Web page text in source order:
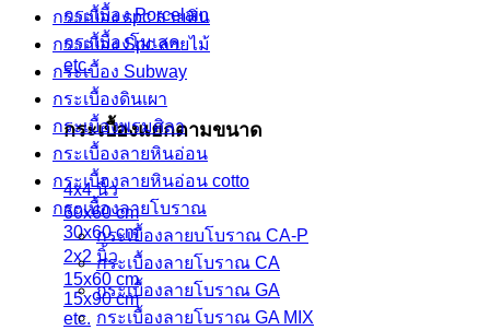
กระเบื้อง Porcelain
กระเบื้องโมเสค
etc.
กระเบื้องแยกตามขนาด
4x4 นิ้ว
60x60 cm
30x60 cm
2x2 นิ้ว
15x60 cm
15x90 cm
etc.
กระเบื้อง spc ลายหิน
กระเบื้อง Spc ลายไม้
กระเบื้อง Subway
กระเบื้องดินเผา
กระเบื้องพรมศิลา
กระเบื้องลายหินอ่อน
กระเบื้องลายหินอ่อน cotto
กระเบื้องลายโบราณ
กระเบื้องลายบโบราณ CA-P
กระเบื้องลายโบราณ CA
กระเบื้องลายโบราณ GA
กระเบื้องลายโบราณ GA MIX